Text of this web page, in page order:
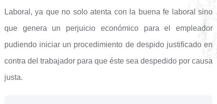
Laboral, ya que no solo atenta con la buena fe laboral sino
que genera un perjuicio económico para el empleador
pudiendo iniciar un procedimiento de despido justificado en
contra del trabajador para que éste sea despedido por causa
justa.